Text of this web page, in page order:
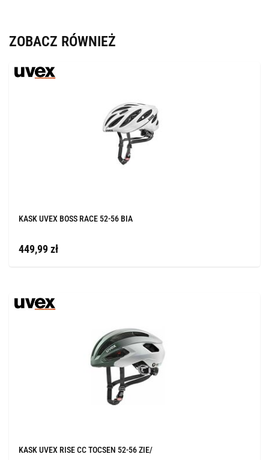
ZOBACZ RÓWNIEŻ
KASK UVEX BOSS RACE 52-56 BIA
449,99 zł
KASK UVEX RISE CC TOCSEN 52-56 ZIE/